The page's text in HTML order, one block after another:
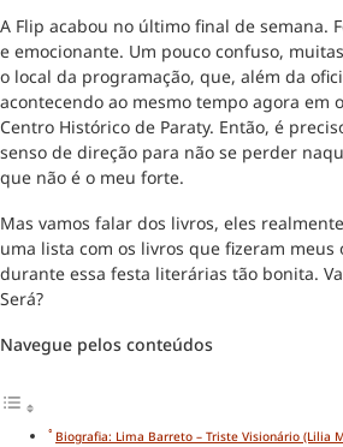
A Flip acabou no último final de semana.
e emocionante. Um pouco confuso,
o local da programação, que, além da
acontecendo ao mesmo tempo agora em
Centro Histórico de Paraty. Então, é
senso de direção para não se perder
que não é o meu forte.
Mas vamos falar dos livros, eles
uma lista com os livros que fizeram
durante essa festa literárias tão bonita.
Será?
Navegue pelos conteúdos
Biografia: Lima Barreto – Triste Visionário (Lilia